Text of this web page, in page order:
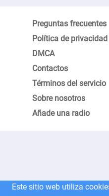
Preguntas frecuentes
Política de privacidad
DMCA
Contactos
Términos del servicio
Sobre nosotros
Añade una radio